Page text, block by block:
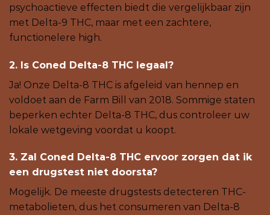
psychoactieve effecten biedt die vergelijkbaar zijn
met Delta-9 THC, maar met een zachtere,
functionelere high.
2. Is Coned Delta-8 THC legaal?
Ja! Onze Delta-8 THC is afgeleid van hennep en
voldoet aan de Farm Bill van 2018. Sommige staten
beperken echter Delta-8 THC, dus controleer uw
lokale wetgeving voordat u koopt.
3. Zal Coned Delta-8 THC ervoor zorgen dat ik
een drugstest niet doorsta?
Mogelijk. De meeste drugstests detecteren THC-
metabolieten, dus het consumeren van Delta-8